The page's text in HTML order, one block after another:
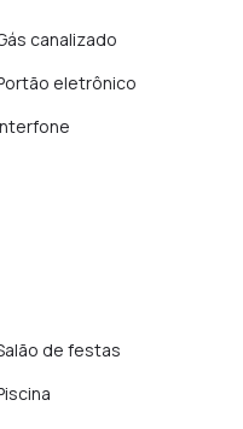
canalizado
eletrônico
de festas